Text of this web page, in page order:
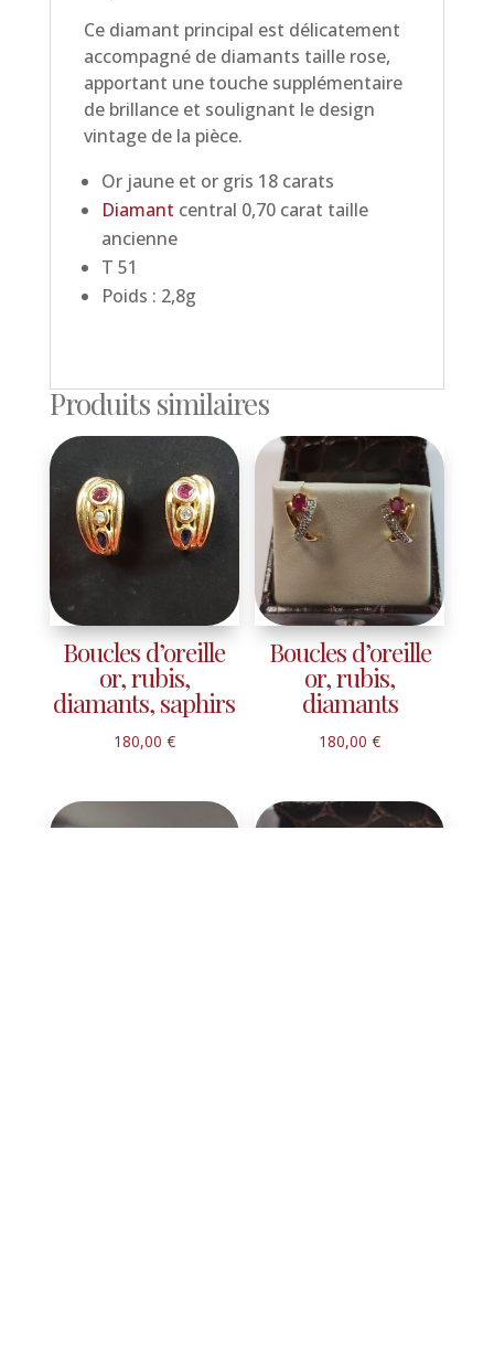
Ce diamant principal est délicatement
accompagné de diamants taille rose,
apportant une touche supplémentaire
de brillance et soulignant le design
vintage de la pièce.
Or jaune et or gris 18 carats
Diamant central 0,70 carat taille
ancienne
T 51
Poids : 2,8g
Produits similaires
Boucles d’oreille
or, rubis,
diamants, saphirs
180,00 €
Boucles d’oreille
or, rubis,
diamants
180,00€